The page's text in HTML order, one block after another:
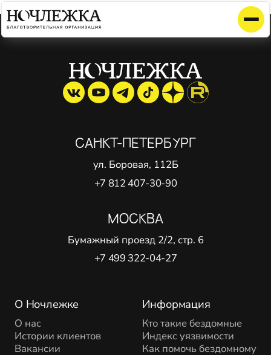
Элемент не найден!
О Ночлежке
О нас
Истории клиентов
Вакансии
Информация
Кто такие бездомные
Индекс уязвимости
Как помочь бездомному
САНКТ-ПЕТЕРБУРГ
ул. Боровая, 112Б
+7 812 407-30-90
МОСКВА
Бумажный проезд 2/2, стр. 6
+7 499 322-04-27